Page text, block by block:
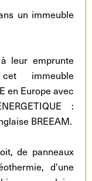
un immeuble
leur emprunte
immeuble
en Europe avec
:
BREEAM.
de panneaux
d'une